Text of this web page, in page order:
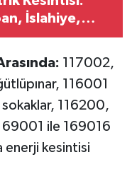
İslahiye,
ve
Kesinti
117002,
116001
sokaklar, 116200,
ile 169016
enerji kesintisi